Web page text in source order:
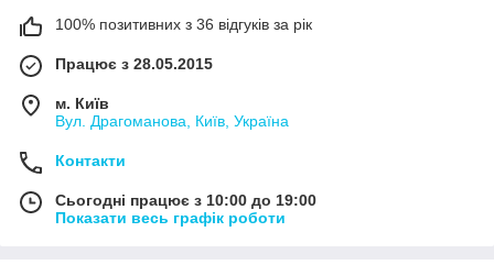
100% позитивних з 36 відгуків за рік
Працює з 28.05.2015
м. Київ
Вул. Драгоманова, Київ, Україна
Контакти
Сьогодні працює з 10:00 до 19:00
Показати весь графік роботи